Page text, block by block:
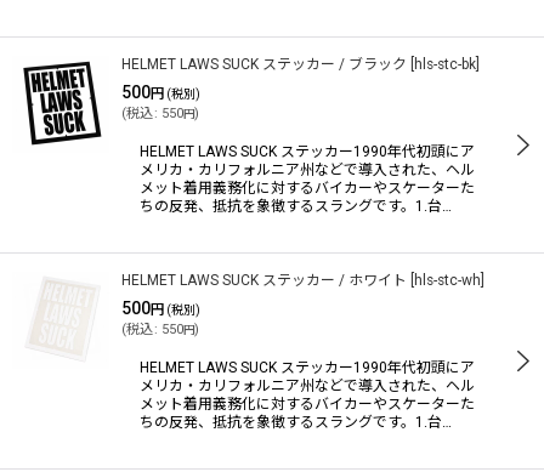
HELMET LAWS SUCK ステッカー / ブラック hls-stc-bk
500円 (税別)
(税込: 550円)
HELMET LAWS SUCK ステッカー1990年代初頭にア
メリカ・カリフォルニア州などで導入された、ヘル
メット着用義務化に対するバイカーやスケーターた
ちの反発、抵抗を象徴するスラングです。1.台…
HELMET LAWS SUCK ステッカー / ホワイト hls-stc-wh
500円 (税別)
(税込: 550円)
HELMET LAWS SUCK ステッカー1990年代初頭にア
メリカ・カリフォルニア州などで導入された、ヘル
メット着用義務化に対するバイカーやスケーターた
ちの反発、抵抗を象徴するスラングです。1.台…